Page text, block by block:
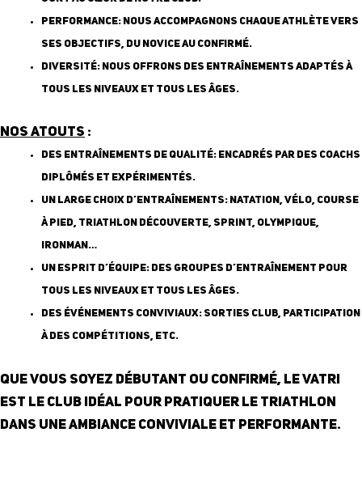
Performance: Nous accompagnons chaque athlète vers
ses objectifs, du novice au confirmé.
Diversité: Nous offrons des entraînements adaptés à
tous les niveaux et tous les âges.
Nos atouts :
Des entraînements de qualité: encadrés par des coachs
diplômés et expérimentés.
Un large choix d’entraînements: natation, vélo, course
à pied, triathlon découverte, sprint, olympique,
Ironman…
Un esprit d’équipe: des groupes d’entraînement pour
tous les niveaux et tous les âges.
Des événements conviviaux: sorties club, participation
à des compétitions, etc.
Que vous soyez débutant ou confirmé, le VATRI
est le club idéal pour pratiquer le triathlon
dans une ambiance conviviale et performante.